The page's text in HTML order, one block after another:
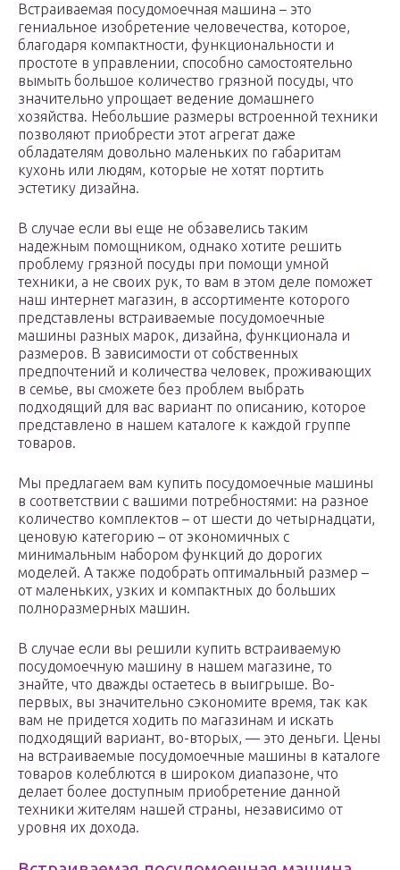
Встраиваемая посудомоечная машина – это
гениальное изобретение человечества, которое,
благодаря компактности, функциональности и
простоте в управлении, способно самостоятельно
вымыть большое количество грязной посуды, что
значительно упрощает ведение домашнего
хозяйства. Небольшие размеры встроенной техники
позволяют приобрести этот агрегат даже
обладателям довольно маленьких по габаритам
кухонь или людям, которые не хотят портить
эстетику дизайна.
В случае если вы еще не обзавелись таким
надежным помощником, однако хотите решить
проблему грязной посуды при помощи умной
техники, а не своих рук, то вам в этом деле поможет
наш интернет магазин, в ассортименте которого
представлены встраиваемые посудомоечные
машины разных марок, дизайна, функционала и
размеров. В зависимости от собственных
предпочтений и количества человек, проживающих
в семье, вы сможете без проблем выбрать
подходящий для вас вариант по описанию, которое
представлено в нашем каталоге к каждой группе
товаров.
Мы предлагаем вам купить посудомоечные машины
в соответствии с вашими потребностями: на разное
количество комплектов – от шести до четырнадцати,
ценовую категорию – от экономичных с
минимальным набором функций до дорогих
моделей. А также подобрать оптимальный размер –
от маленьких, узких и компактных до больших
полноразмерных машин.
В случае если вы решили купить встраиваемую
посудомоечную машину в нашем магазине, то
знайте, что дважды остаетесь в выигрыше. Во-
первых, вы значительно сэкономите время, так как
вам не придется ходить по магазинам и искать
подходящий вариант, во-вторых, — это деньги. Цены
на встраиваемые посудомоечные машины в каталоге
товаров колеблются в широком диапазоне, что
делает более доступным приобретение данной
техники жителям нашей страны, независимо от
уровня их дохода.